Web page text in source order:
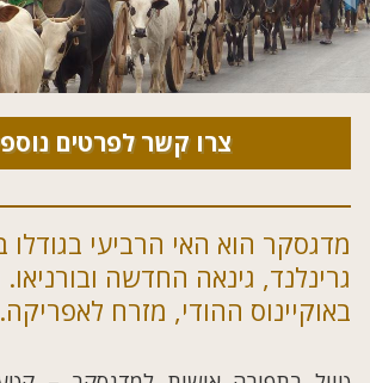
צרו קשר לפרטים
מדגסקר הוא האי הרביעי בגודלו
גרינלנד, גינאה החדשה
באוקיינוס ההודי, מזרח לאפריקה.